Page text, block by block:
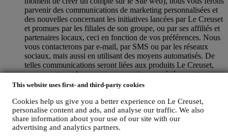
This website uses first- and third-party cookies
Cookies help us give you a better experience on Le Creuset,
personalise content and ads, and analyse our traffic. We also
share information about your use of our site with our
advertising and analytics partners.
parvenir des communications de marketing personnalisées et
des nouvelles concernant les initiatives lancées par Le Creuset
et promues par les filiales de son groupe, ou par ses affiliés et
partenaires locaux, ceci en fonction de vos préférences. Nous
vous contacterons par e-mail, par SMS ou par les réseaux
sociaux, mais aussi en utilisant des moyens automatisés. De
telles communications seront liées aux produits Le Creuset,
aux ouvertures de nouveaux magasins, aux événements
exclusifs, concours, enquêtes et démonstrations organisés par
intéresser. Ces communications pourront être sélectionnées ou
rédigées spécialement à votre intention, sur base de données
vous concernant, telles que votre situation géographique,
l’historique de vos achats ou vos préférences en ce qui